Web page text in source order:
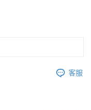
客服